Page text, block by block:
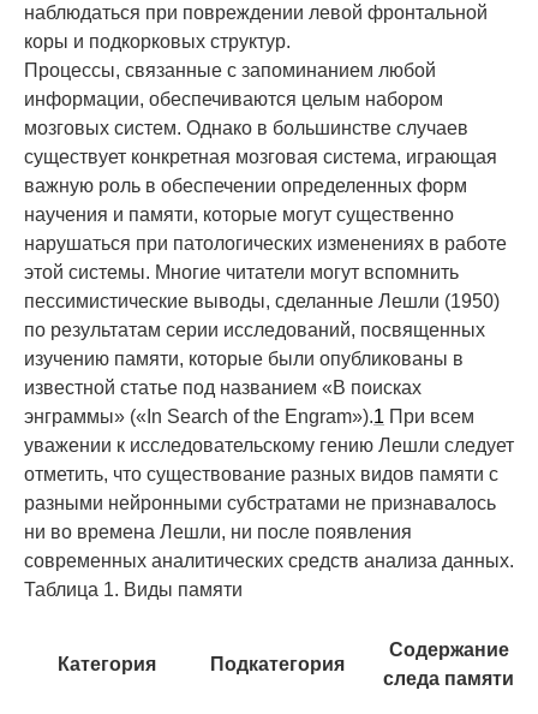
наблюдаться при повреждении левой фронтальной
коры и подкорковых структур.
Процессы, связанные с запоминанием любой
информации, обеспечиваются целым набором
мозговых систем. Однако в большинстве случаев
существует конкретная мозговая система, играющая
важную роль в обеспечении определенных форм
научения и памяти, которые могут существенно
нарушаться при патологических изменениях в работе
этой системы. Многие читатели могут вспомнить
пессимистические выводы, сделанные Лешли (1950)
по результатам серии исследований, посвященных
изучению памяти, которые были опубликованы в
известной статье под названием «В поисках
энграммы» («In Search of the Engram»).1 При всем
уважении к исследовательскому гению Лешли следует
отметить, что существование разных видов памяти с
разными нейронными субстратами не признавалось
ни во времена Лешли, ни после появления
современных аналитических средств анализа данных.
Таблица 1. Виды памяти
Категория Подкатегория
Содержание
следа памяти